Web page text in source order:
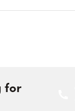
for